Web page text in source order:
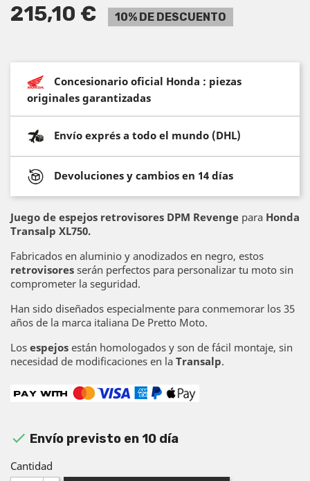
215,10 € 10% DE DESCUENTO
Concesionario oficial Honda : piezas
originales garantizadas
Envío exprés a todo el mundo (DHL)
Devoluciones y cambios en 14 días
Juego de espejos retrovisores DPM Revenge para Honda
Transalp XL750.
Fabricados en aluminio y anodizados en negro, estos
retrovisores serán perfectos para personalizar tu moto sin
comprometer la seguridad.
Han sido diseñados especialmente para conmemorar los 35
años de la marca italiana De Pretto Moto.
Los espejos están homologados y son de fácil montaje, sin
necesidad de modificaciones en la Transalp.
 Envío previsto en 10 día
Cantidad